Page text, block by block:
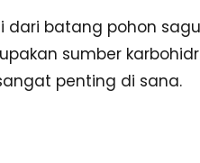
dari batang pohon
sumber
penting di sana.